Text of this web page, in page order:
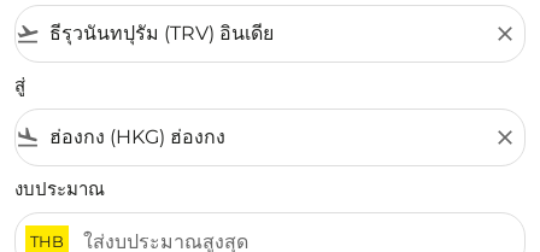
flight_takeoff close
สู่
flight_land close
งบประมาณ
THB